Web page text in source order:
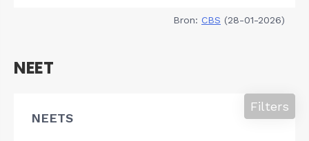
Bron: CBS (28-01-2026)
NEET
NEETS
Filters